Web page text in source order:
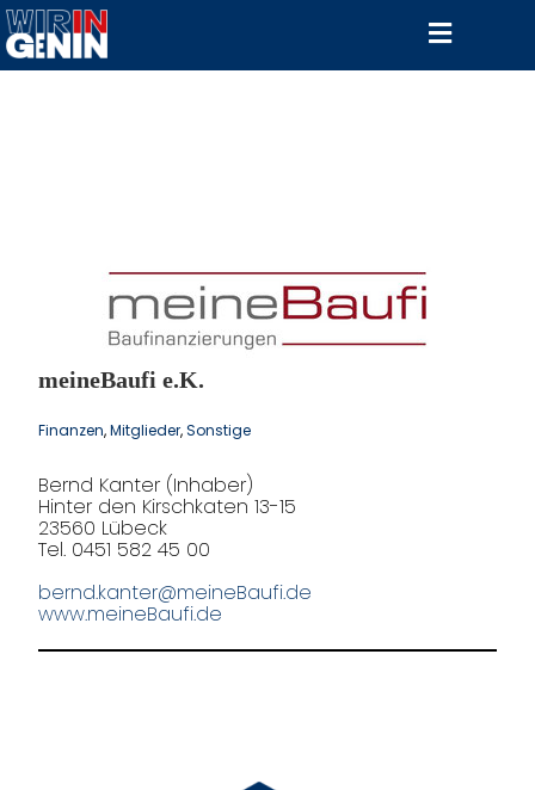
meineBaufi e.K.
Finanzen, Mitglieder, Sonstige
Bernd Kanter (Inhaber)
Hinter den Kirschkaten 13-15
23560 Lübeck
Tel. 0451 582 45 00
bernd.kanter@meineBaufi.de
www.meineBaufi.de